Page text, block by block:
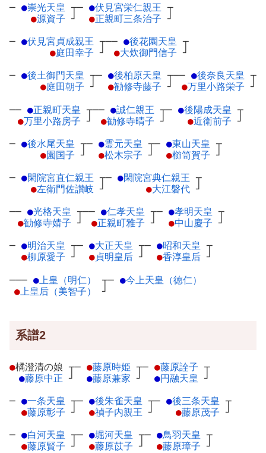
─ ●崇光天皇 ┬
●源資子 ┘
─ ●伏見宮栄仁親王 ┬
●正親町三条治子 ┘
─ ●伏見宮貞成親王 ┬
●庭田幸子 ┘
── ●後花園天皇 ┬
●大炊御門信子 ┘
─ ●後土御門天皇 ┬
●庭田朝子 ┘
─ ●後柏原天皇 ┬
●勧修寺藤子 ┘
── ●後奈良天皇 ┬
●万里小路栄子 ┘
── ●正親町天皇 ┬
●万里小路房子 ┘
── ●誠仁親王 ┬
●勧修寺晴子 ┘
─ ●後陽成天皇 ┬
●近衛前子 ┘
─ ●後水尾天皇 ┬
●園国子 ┘
─ ●霊元天皇 ┬
●松木宗子 ┘
─ ●東山天皇 ┬
●櫛笥賀子 ┘
─ ●閑院宮直仁親王 ┬
●左衛門佐讃岐 ┘
─ ●閑院宮典仁親王 ┬
●大江磐代 ┘
── ●光格天皇 ┬
●勧修寺婧子 ┘
── ●仁孝天皇 ┬
●正親町雅子 ┘
─ ●孝明天皇 ┬
●中山慶子 ┘
─ ●明治天皇 ┬
●柳原愛子 ┘
─ ●大正天皇 ┬
●貞明皇后 ┘
─ ●昭和天皇 ┬
●香淳皇后 ┘
─── ● 上皇（明仁）
┬
● 上皇后（美智子） ┘
─ ●今上天皇（徳仁）
系譜2
●橘澄清の娘 ┬
●藤原中正 ┘
─ ●藤原時姫 ┬
●藤原兼家 ┘
─ ●藤原詮子 ┬
●円融天皇 ┘
─ ●一条天皇 ┬
●藤原彰子 ┘
─ ●後朱雀天皇 ┬
●禎子内親王 ┘
─ ●後三条天皇 ┬
●藤原茂子 ┘
─ ●白河天皇 ┬
●藤原賢子 ┘
─ ●堀河天皇 ┬
●藤原苡子 ┘
─ ●鳥羽天皇 ┬
●藤原璋子 ┘